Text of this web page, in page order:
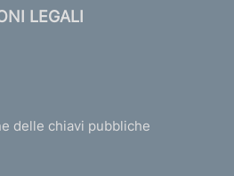
LEGALI
delle chiavi pubbliche